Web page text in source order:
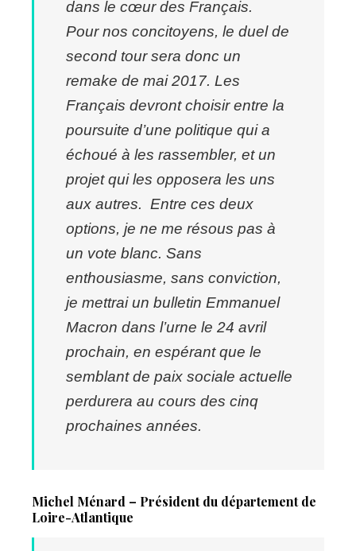
dans le cœur des Français.
Pour nos concitoyens, le duel de
second tour sera donc un
remake de mai 2017. Les
Français devront choisir entre la
poursuite d’une politique qui a
échoué à les rassembler, et un
projet qui les opposera les uns
aux autres. Entre ces deux
options, je ne me résous pas à
un vote blanc. Sans
enthousiasme, sans conviction,
je mettrai un bulletin Emmanuel
Macron dans l’urne le 24 avril
prochain, en espérant que le
semblant de paix sociale actuelle
perdurera au cours des cinq
prochaines années.
Michel Ménard – Président du département de
Loire-Atlantique